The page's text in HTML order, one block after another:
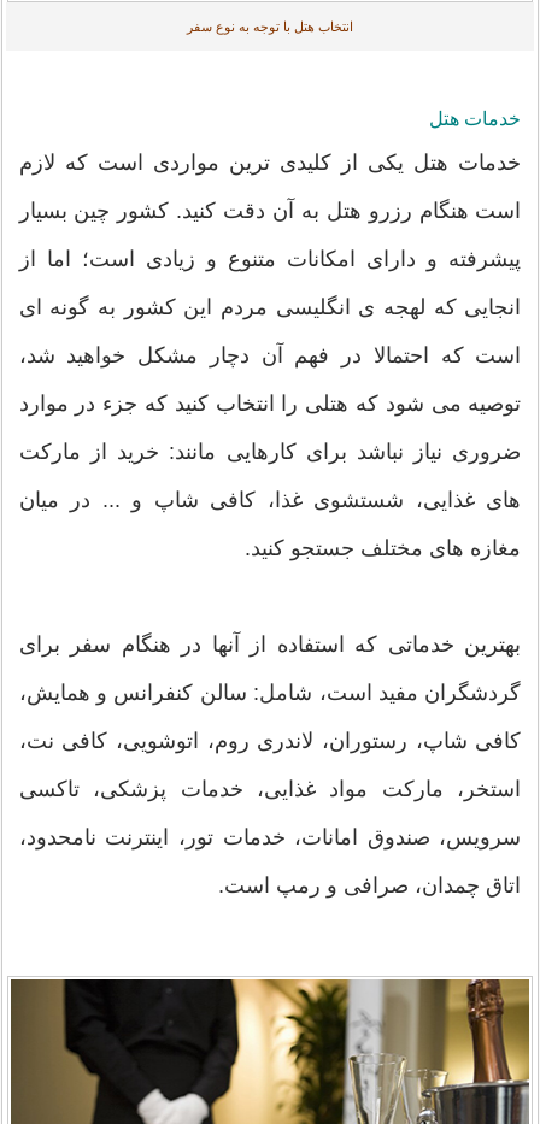
انتخاب هتل با توجه به نوع سفر
خدمات هتل
خدمات هتل یکی از کلیدی ترین مواردی است که لازم
است هنگام رزرو هتل به آن دقت کنید. کشور چین بسیار
پیشرفته و دارای امکانات متنوع و زیادی است؛ اما از
انجایی که لهجه ی انگلیسی مردم این کشور به گونه ای
است که احتمالا در فهم آن دچار مشکل خواهید شد،
توصیه می شود که هتلی را انتخاب کنید که جزء در موارد
ضروری نیاز نباشد برای کارهایی مانند: خرید از مارکت
های غذایی، شستشوی غذا، کافی شاپ و ... در میان
مغازه های مختلف جستجو کنید.
بهترین خدماتی که استفاده از آنها در هنگام سفر برای
گردشگران مفید است، شامل: سالن کنفرانس و همایش،
کافی شاپ، رستوران، لاندری روم، اتوشویی، کافی نت،
استخر، مارکت مواد غذایی، خدمات پزشکی، تاکسی
سرویس، صندوق امانات، خدمات تور، اینترنت نامحدود،
اتاق چمدان، صرافی و رمپ است.